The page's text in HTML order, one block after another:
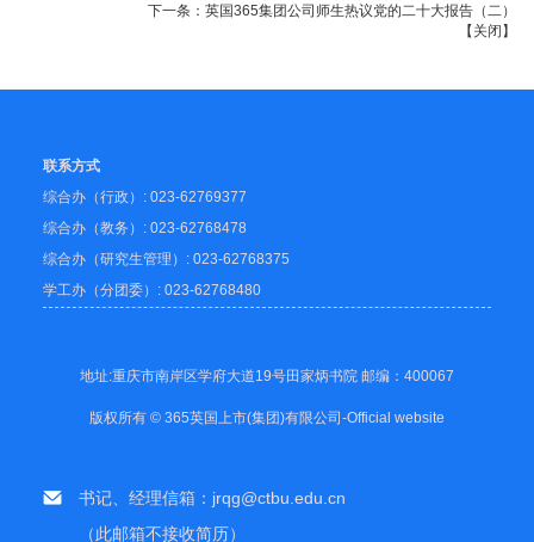
下一条： 英国365集团公司师生热议党的二十大报告（二）
【关闭】
联系方式
综合办（行政）: 023-62769377
综合办（教务）: 023-62768478
综合办（研究生管理）: 023-62768375
学工办（分团委）: 023-62768480
地址:重庆市南岸区学府大道19号田家炳书院 邮编：400067
版权所有 © 365英国上市(集团)有限公司-Official website
书记、经理信箱：jrqg@ctbu.edu.cn
（此邮箱不接收简历）